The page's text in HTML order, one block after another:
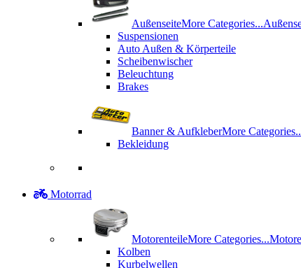
AußenseiteMore Categories...
Suspensionen
Auto Außen & Körperteile
Scheibenwischer
Beleuchtung
Brakes
Banner & AufkleberMore
Bekleidung
Motorrad
MotorenteileMore Categories...
Kolben
Kurbelwellen